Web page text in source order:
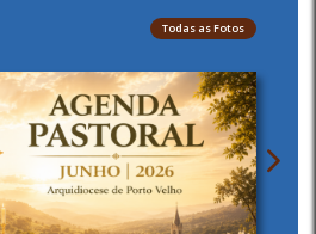
Todas as Fotos